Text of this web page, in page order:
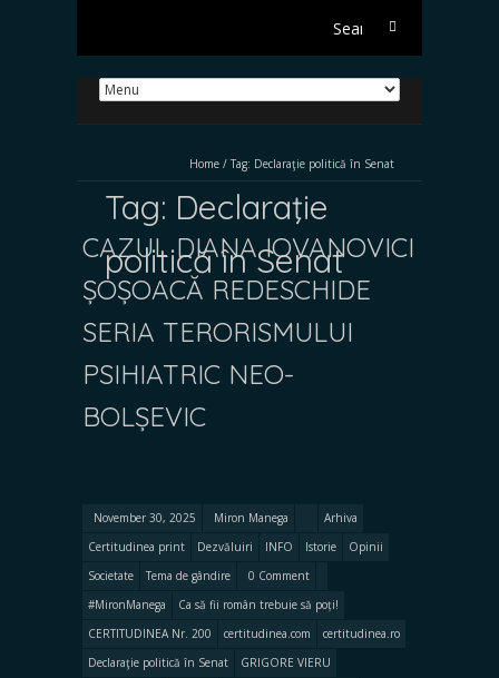
Search
Home / Tag: Declaraţie politică în Senat
Tag: Declaraţie
politică în Senat
CAZUL DIANA IOVANOVICI
ȘOȘOACĂ REDESCHIDE
SERIA TERORISMULUI
PSIHIATRIC NEO-
BOLȘEVIC
November 30, 2025 Miron Manega
Arhiva
Certitudinea print
Dezvăluiri INFO Istorie
Opinii
Societate
Tema de gândire
0 Comment
#MironManega
Ca să fii român trebuie să poți!
CERTITUDINEA Nr. 200
certitudinea.com
certitudinea.ro
Declaraţie politică în Senat
GRIGORE VIERU